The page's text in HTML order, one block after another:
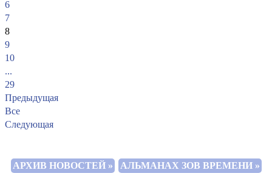
6
7
8
9
10
...
29
Предыдущая
Все
Следующая
АРХИВ НОВОСТЕЙ »
АЛЬМАНАХ ЗОВ ВРЕМЕНИ »